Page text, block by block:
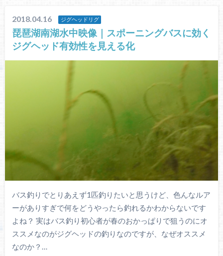
2018.04.16 ジグヘッドリグ
琵琶湖南湖水中映像｜スポーニングバスに効く
ジグヘッド有効性を見える化
バス釣りでとりあえず1匹釣りたいと思うけど、色んなルア
ーがありすぎで何をどうやったら釣れるかわからないです
よね？ 実はバス釣り初心者が春のおかっぱりで狙うのにオ
ススメなのがジグヘッドの釣りなのですが、なぜオススメ
なのか？…